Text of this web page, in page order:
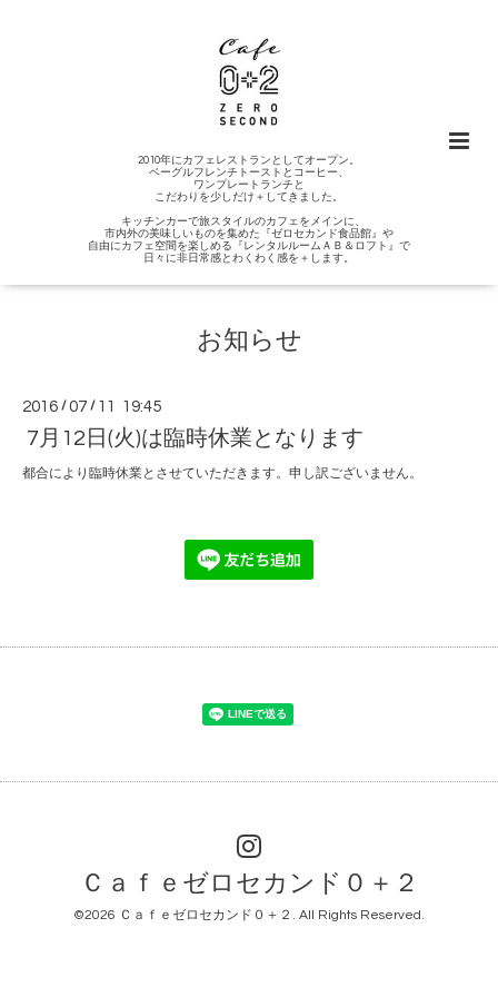
2010年にカフェレストランとしてオープン。
ベーグルフレンチトーストとコーヒー、
ワンプレートランチと
こだわりを少しだけ＋してきました。
キッチンカーで旅スタイルのカフェをメインに、
市内外の美味しいものを集めた『ゼロセカンド食品館』や
自由にカフェ空間を楽しめる『レンタルルームＡＢ＆ロフト』で
日々に非日常感とわくわく感を＋します。
お知らせ
2016 /07 / 11 19:45
7月12日(火)は臨時休業となります
都合により臨時休業とさせていただきます。申し訳ございません。
Ｃａｆｅゼロセカンド０＋２
©2026 Ｃａｆｅゼロセカンド０＋２ . All Rights Reserved.